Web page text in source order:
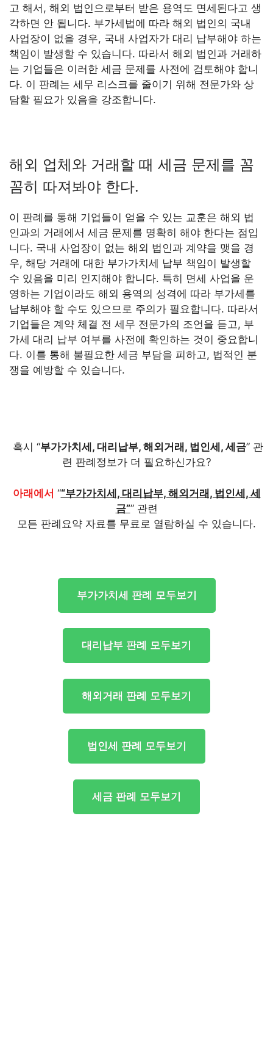
고 해서, 해외 법인으로부터 받은 용역도 면세된다고 생
각하면 안 됩니다. 부가세법에 따라 해외 법인의 국내
사업장이 없을 경우, 국내 사업자가 대리 납부해야 하는
책임이 발생할 수 있습니다. 따라서 해외 법인과 거래하
는 기업들은 이러한 세금 문제를 사전에 검토해야 합니
다. 이 판례는 세무 리스크를 줄이기 위해 전문가와 상
담할 필요가 있음을 강조합니다.
해외 업체와 거래할 때 세금 문제를 꼼
꼼히 따져봐야 한다.
이 판례를 통해 기업들이 얻을 수 있는 교훈은 해외 법
인과의 거래에서 세금 문제를 명확히 해야 한다는 점입
니다. 국내 사업장이 없는 해외 법인과 계약을 맺을 경
우, 해당 거래에 대한 부가가치세 납부 책임이 발생할
수 있음을 미리 인지해야 합니다. 특히 면세 사업을 운
영하는 기업이라도 해외 용역의 성격에 따라 부가세를
납부해야 할 수도 있으므로 주의가 필요합니다. 따라서
기업들은 계약 체결 전 세무 전문가의 조언을 듣고, 부
가세 대리 납부 여부를 사전에 확인하는 것이 중요합니
다. 이를 통해 불필요한 세금 부담을 피하고, 법적인 분
쟁을 예방할 수 있습니다.
혹시 “부가가치세, 대리납부, 해외거래, 법인세, 세금” 관
련 판례정보가 더 필요하신가요?
아래에서 ““부가가치세, 대리납부, 해외거래, 법인세, 세
금”” 관련
모든 판례요약 자료를 무료로 열람하실 수 있습니다.
부가가치세 판례 모두보기
대리납부 판례 모두보기
해외거래 판례 모두보기
법인세 판례 모두보기
세금 판례 모두보기